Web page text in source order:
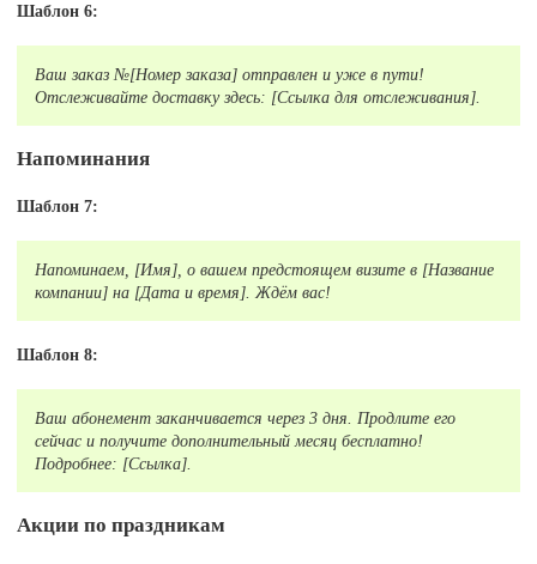
Шаблон 6:
Ваш заказ №[Номер заказа] отправлен и уже в пути!
Отслеживайте доставку здесь: [Ссылка для отслеживания].
Напоминания
Шаблон 7:
Напоминаем, [Имя], о вашем предстоящем визите в [Название
компании] на [Дата и время]. Ждём вас!
Шаблон 8:
Ваш абонемент заканчивается через 3 дня. Продлите его
сейчас и получите дополнительный месяц бесплатно!
Подробнее: [Ссылка].
Акции по праздникам